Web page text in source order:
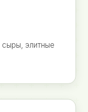
сыры, элитные